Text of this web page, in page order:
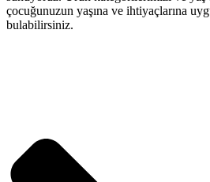
çocuğunuzun yaşına ve ihtiyaçlarına
bulabilirsiniz.